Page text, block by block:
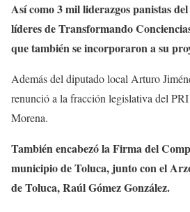
Así como 3 mil liderazgos panistas
líderes de Transformando
que también se incorporaron a su
Además del diputado local Arturo
renunció a la fracción legislativa del
Morena.
También encabezó la Firma del
municipio de Toluca, junto con el
de Toluca, Raúl Gómez González.